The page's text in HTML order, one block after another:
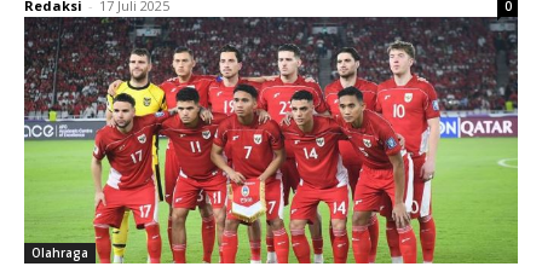
Redaksi - 17 Juli 2025 0
Olahraga